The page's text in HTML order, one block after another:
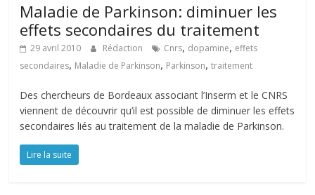
Maladie de Parkinson: diminuer les
effets secondaires du traitement
29 avril 2010 Rédaction Cnrs, dopamine, effets
secondaires, Maladie de Parkinson, Parkinson,traitement
Des chercheurs de Bordeaux associant l’Inserm et le CNRS
viennent de découvrir qu’il est possible de diminuer les effets
secondaires liés au traitement de la maladie de Parkinson.
Lire la suite